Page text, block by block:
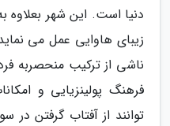
دنیا است. این شهر بعلاوه
زیبای هاوایی عمل می
ناشی از ترکیب منحصربه
فرهنگ پولینزیایی و
توانند از آفتاب گرفتن